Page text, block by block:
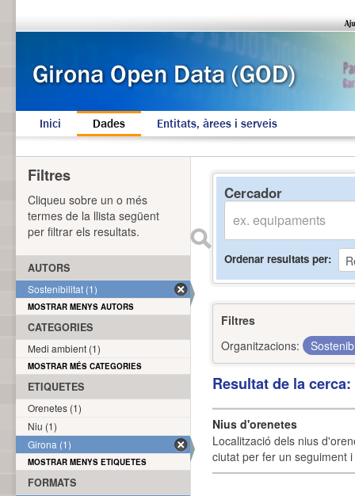
Inici Dades Entitats, àrees i serveis
Cercador
Ordenar resultats per
Filtres
Organitzacions:
Resultat de la
Nius d'orenetes
Localització dels nius
ciutat per fer un seguiment
Filtres
Cliqueu sobre un o més
termes de la llista següent
per filtrar els resultats.
AUTORS
Sostenibilitat (1)
MOSTRAR MENYS AUTORS
CATEGORIES
Medi ambient (1)
MOSTRAR MÉS CATEGORIES
ETIQUETES
Orenetes (1)
Niu (1)
Girona (1)
MOSTRAR MENYS ETIQUETES
FORMATS